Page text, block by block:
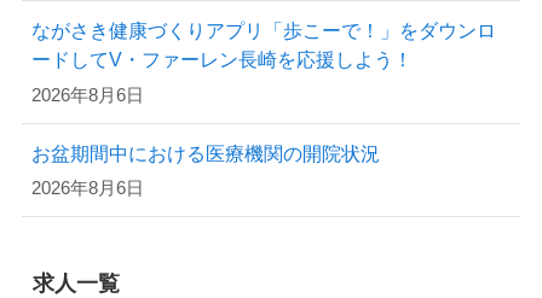
ながさき健康づくりアプリ「歩こーで！」をダウンロ
ードしてV・ファーレン長崎を応援しよう！
2026年8月6日
お盆期間中における医療機関の開院状況
2026年8月6日
求人一覧